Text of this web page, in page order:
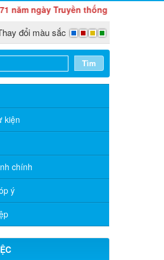
ngày Truyền thống ngành Quản lý
đổi màu sắc
Tìm
kiện
chính
ý
Thông báo lịch làm việc
đốc Sở Dân tộc và Tôn
Thông báo lịch làm việc
đốc Sở Dân tộc và Tôn